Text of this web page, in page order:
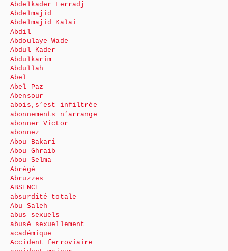
Abdelkader Ferradj
Abdelmajid
Abdelmajid Kalai
Abdil
Abdoulaye Wade
Abdul Kader
Abdulkarim
Abdullah
Abel
Abel Paz
Abensour
abois,s’est infiltrée
abonnements n’arrange
abonner Victor
abonnez
Abou Bakari
Abou Ghraib
Abou Selma
Abrégé
Abruzzes
ABSENCE
absurdité totale
Abu Saleh
abus sexuels
abusé sexuellement
académique
Accident ferroviaire